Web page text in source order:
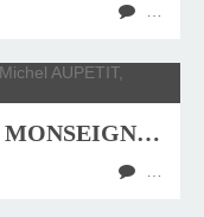
VOEUX DE NOËL 2019 DE MONSEIGNEUR MICHEL AUPETIT, ARCHEVÊQUE DE PARIS